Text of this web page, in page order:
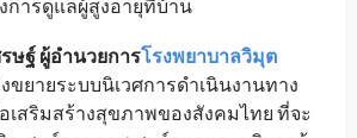
การดูแลผู้สูงอายุที่บ้าน
ษฐ์ ผู้อำนวยการโรงพยาบาลวิมุต
งขยายระบบนิเวศการดำเนินงานทาง
เสริมสร้างสุขภาพของสังคมไทย ที่จะ